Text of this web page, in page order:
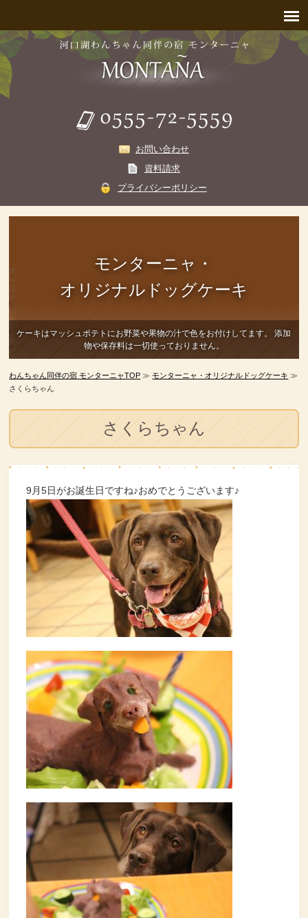
お問い合わせ
資料請求
プライバシーポリシー
モンターニャ・
オリジナルドッグケーキ
ケーキはマッシュポテトにお野菜や果物の汁で色をお付けしてます。
添加
物や保存料は一切使っておりません。
わんちゃん同伴の宿 モンターニャTOP ≫モンターニャ・オリジナルドッグケーキ ≫
さくらちゃん
さくらちゃん
9月5日がお誕生日ですね♪おめでとうございます♪